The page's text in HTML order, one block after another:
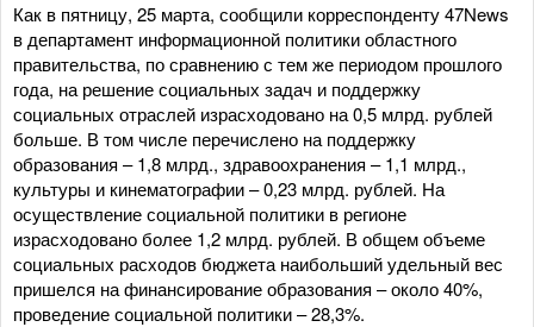
Как в пятницу, 25 марта, сообщили корреспонденту 47News
в департамент информационной политики областного
правительства, по сравнению с тем же периодом прошлого
года, на решение социальных задач и поддержку
социальных отраслей израсходовано на 0,5 млрд. рублей
больше. В том числе перечислено на поддержку
образования – 1,8 млрд., здравоохранения – 1,1 млрд.,
культуры и кинематографии – 0,23 млрд. рублей. На
осуществление социальной политики в регионе
израсходовано более 1,2 млрд. рублей. В общем объеме
социальных расходов бюджета наибольший удельный вес
пришелся на финансирование образования – около 40%,
проведение социальной политики – 28,3%.